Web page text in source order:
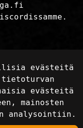
evästeitä
evästeitä
mainosten
analysointiin.